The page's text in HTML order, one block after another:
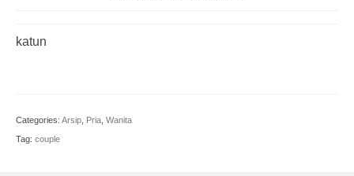
katun
Categories: Arsip Pria Wanita
Tag: couple